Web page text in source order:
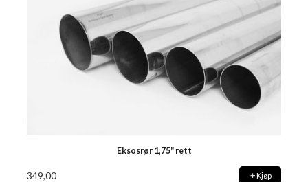
Eksosrør 1,75" rett
349,00 Kjøp